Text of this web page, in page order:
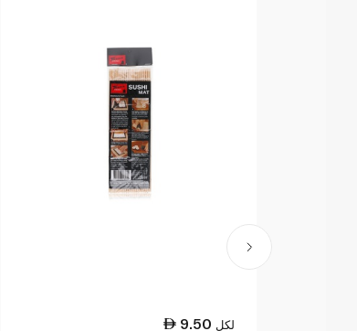
9.50 لكل